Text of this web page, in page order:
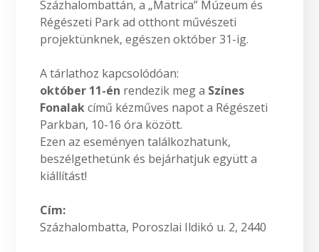
Százhalombattán, a „Matrica” Múzeum és
Régészeti Park ad otthont művészeti
projektünknek, egészen október 31-ig.
A tárlathoz kapcsolódóan:
október 11-én rendezik meg a Színes
Fonalakcímű kézműves napot a Régészeti
Parkban, 10-16 óra között.
Ezen az eseményen találkozhatunk,
beszélgethetünk és bejárhatjuk együtt a
kiállítást!
Cím:
Százhalombatta, Poroszlai Ildikó u. 2, 2440